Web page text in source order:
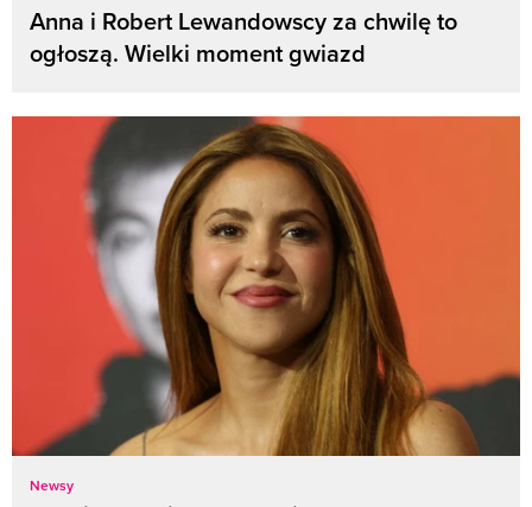
Anna i Robert Lewandowscy za chwilę to
ogłoszą. Wielki moment gwiazd
Newsy